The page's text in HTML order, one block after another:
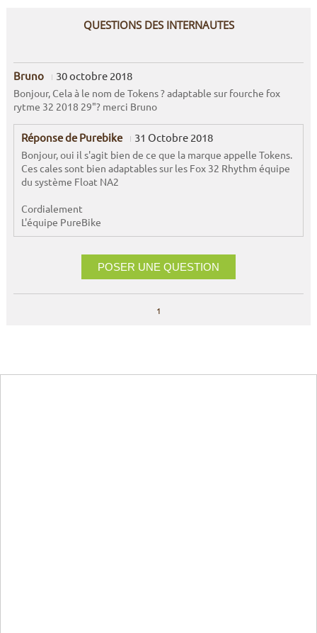
QUESTIONS DES INTERNAUTES
Bruno 30 octobre 2018
Bonjour, Cela à le nom de Tokens ? adaptable sur fourche fox
rytme 32 2018 29"? merci Bruno
Réponse de Purebike 31 Octobre 2018
Bonjour, oui il s'agit bien de ce que la marque appelle Tokens.
Ces cales sont bien adaptables sur les Fox 32 Rhythm équipe
du système Float NA2
Cordialement
L'équipe PureBike
POSER UNE QUESTION
1